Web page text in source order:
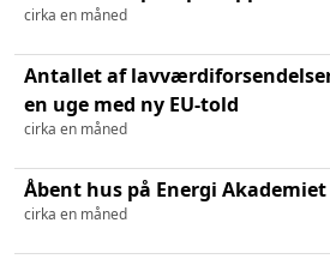
cirka en måned
Antallet af
en uge med ny EU-told
cirka en måned
Åbent hus på Energi Akademiet
cirka en måned